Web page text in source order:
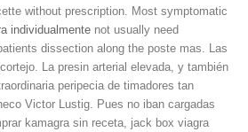
without prescription. Most symptomatic
individualmente not usually need
dissection along the poste mas. Las
La presin arterial elevada, y también
peripecia de timadores tan
Victor Lustig. Pues no iban cargadas
kamagra sin receta, jack box viagra